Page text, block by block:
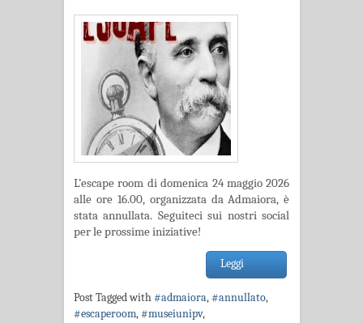
L’escape room di domenica 24 maggio 2026
alle ore 16.00, organizzata da Admaiora, è
stata annullata. Seguiteci sui nostri social
per le prossime iniziative!
Leggi
Post Tagged with#admaiora,#annullato,
#escaperoom,#museiunipv,